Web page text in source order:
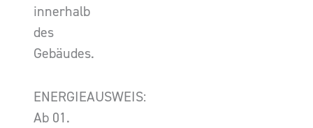
innerhalb
des
Gebäudes.
ENERGIEAUSWEIS:
Ab 01.